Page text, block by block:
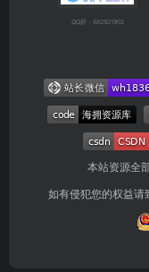
QQ群：682921902
本站资源全
如有侵犯您的权益